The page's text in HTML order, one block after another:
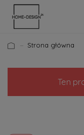
Strona główna
Ten